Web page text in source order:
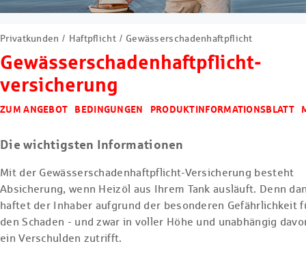
Privatkunden Haftpflicht Gewässerschadenhaftpflicht
Gewässerschaden­haftpflicht­
versicherung
ZUM ANGEBOT BEDINGUNGEN PRODUKTINFORMATIONSBLATT
Die wichtigsten Informationen
Mit der Gewässerschadenhaftpflicht-Versicherung besteht
Absicherung, wenn Heizöl aus Ihrem Tank ausläuft. Denn
haftet der Inhaber aufgrund der besonderen Gefährlichkeit
den Schaden - und zwar in voller Höhe und unabhängig
ein Verschulden zutrifft.